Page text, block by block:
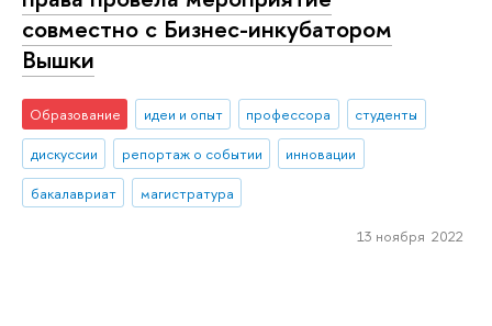
совместно с Бизнес-инкубатором
Вышки
Образование идеи и опыт профессора
студенты
дискуссии
репортаж о событии
инновации
бакалавриат
магистратура
13 ноября 2022